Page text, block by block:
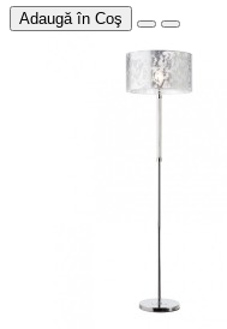
Adaugă în Coş